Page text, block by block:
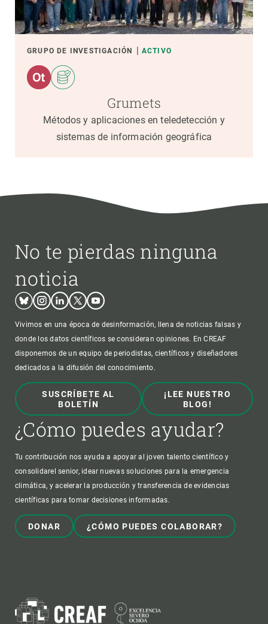
GRUPO DE INVESTIGACIÓN ACTIVO
Grumets
Métodos y aplicaciones en teledetección y
sistemas de información geográfica
No te pierdas ninguna
noticia
BlueskyInstagram
LinkedinTwitterYoutube
Vivimos en una época de desinformación, llena de noticias falsas y
donde los datos científicos se consideran opiniones. En CREAF
disponemos de un equipo de periodistas, científicos y diseñadores
dedicados a la difusión del conocimiento.
SUSCRÍBETE AL
BOLETÍN
¡LEE NUESTRO
BLOG!
¿Cómo puedes ayudar?
Tu contribución nos ayuda a apoyar al joven talento científico y
consolidarel senior, idear nuevas soluciones para la emergencia
climática, y acelerar la producción y transferencia de evidencias
científicas para tomar decisiones informadas.
DONAR ¿CÓMO PUEDES COLABORAR?